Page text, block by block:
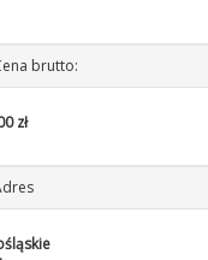
brutto:
zł